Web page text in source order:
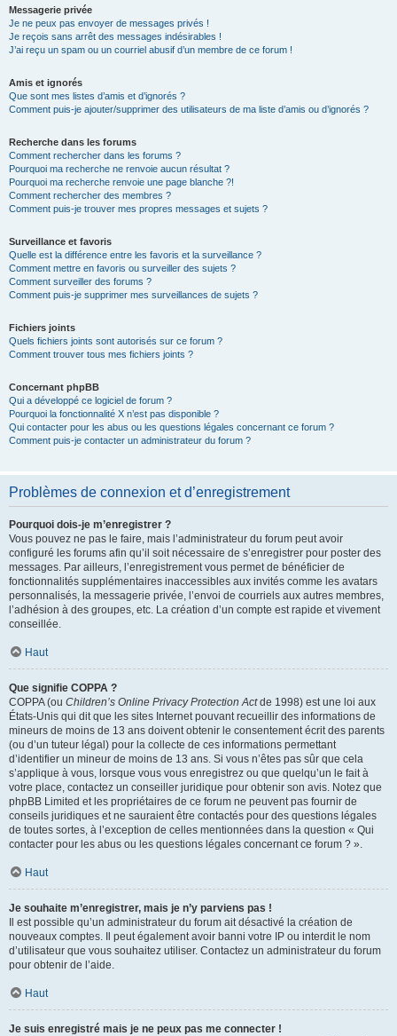
Messagerie privée
Je ne peux pas envoyer de messages privés !
Je reçois sans arrêt des messages indésirables !
J’ai reçu un spam ou un courriel abusif d’un membre de ce forum !
Amis et ignorés
Que sont mes listes d’amis et d’ignorés ?
Comment puis-je ajouter/supprimer des utilisateurs de ma liste d’amis ou d’ignorés ?
Recherche dans les forums
Comment rechercher dans les forums ?
Pourquoi ma recherche ne renvoie aucun résultat ?
Pourquoi ma recherche renvoie une page blanche ?!
Comment rechercher des membres ?
Comment puis-je trouver mes propres messages et sujets ?
Surveillance et favoris
Quelle est la différence entre les favoris et la surveillance ?
Comment mettre en favoris ou surveiller des sujets ?
Comment surveiller des forums ?
Comment puis-je supprimer mes surveillances de sujets ?
Fichiers joints
Quels fichiers joints sont autorisés sur ce forum ?
Comment trouver tous mes fichiers joints ?
Concernant phpBB
Qui a développé ce logiciel de forum ?
Pourquoi la fonctionnalité X n’est pas disponible ?
Qui contacter pour les abus ou les questions légales concernant ce forum ?
Comment puis-je contacter un administrateur du forum ?
Problèmes de connexion et d’enregistrement
Pourquoi dois-je m’enregistrer ?
Vous pouvez ne pas le faire, mais l’administrateur du forum peut avoir
configuré les forums afin qu’il soit nécessaire de s’enregistrer pour poster des
messages. Par ailleurs, l’enregistrement vous permet de bénéficier de
fonctionnalités supplémentaires inaccessibles aux invités comme les avatars
personnalisés, la messagerie privée, l’envoi de courriels aux autres membres,
l’adhésion à des groupes, etc. La création d’un compte est rapide et vivement
conseillée.
Haut
Que signifie COPPA ?
COPPA (ou Children’s Online Privacy Protection Actde 1998) est une loi aux
États-Unis qui dit que les sites Internet pouvant recueillir des informations de
mineurs de moins de 13 ans doivent obtenir le consentement écrit des parents
(ou d’un tuteur légal) pour la collecte de ces informations permettant
d’identifier un mineur de moins de 13 ans. Si vous n’êtes pas sûr que cela
s’applique à vous, lorsque vous vous enregistrez ou que quelqu’un le fait à
votre place, contactez un conseiller juridique pour obtenir son avis. Notez que
phpBB Limited et les propriétaires de ce forum ne peuvent pas fournir de
conseils juridiques et ne sauraient être contactés pour des questions légales
de toutes sortes, à l’exception de celles mentionnées dans la question « Qui
contacter pour les abus ou les questions légales concernant ce forum ? ».
Haut
Je souhaite m’enregistrer, mais je n’y parviens pas !
Il est possible qu’un administrateur du forum ait désactivé la création de
nouveaux comptes. Il peut également avoir banni votre IP ou interdit le nom
d’utilisateur que vous souhaitez utiliser. Contactez un administrateur du forum
pour obtenir de l’aide.
Haut
Je suis enregistré mais je ne peux pas me connecter !